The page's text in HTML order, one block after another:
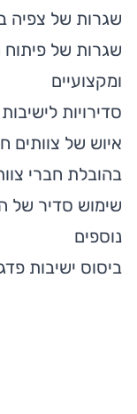
שגרות של צפיה
שגרות של פיתוח
ומקצועיים
סדירויות
איוש של צוותים
בהובלת חברי
שימוש סדיר של
נוספים
ביסוס ישיבות